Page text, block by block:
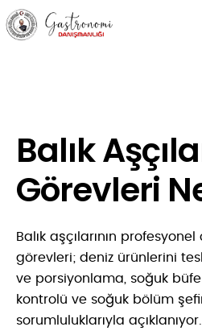
Balık
Görevleri
Balık aşçılarının
görevleri; deniz ürünlerini
ve porsiyonlama, soğuk büfe
kontrolü ve soğuk bölüm
sorumluluklarıyla açıklanıyor.